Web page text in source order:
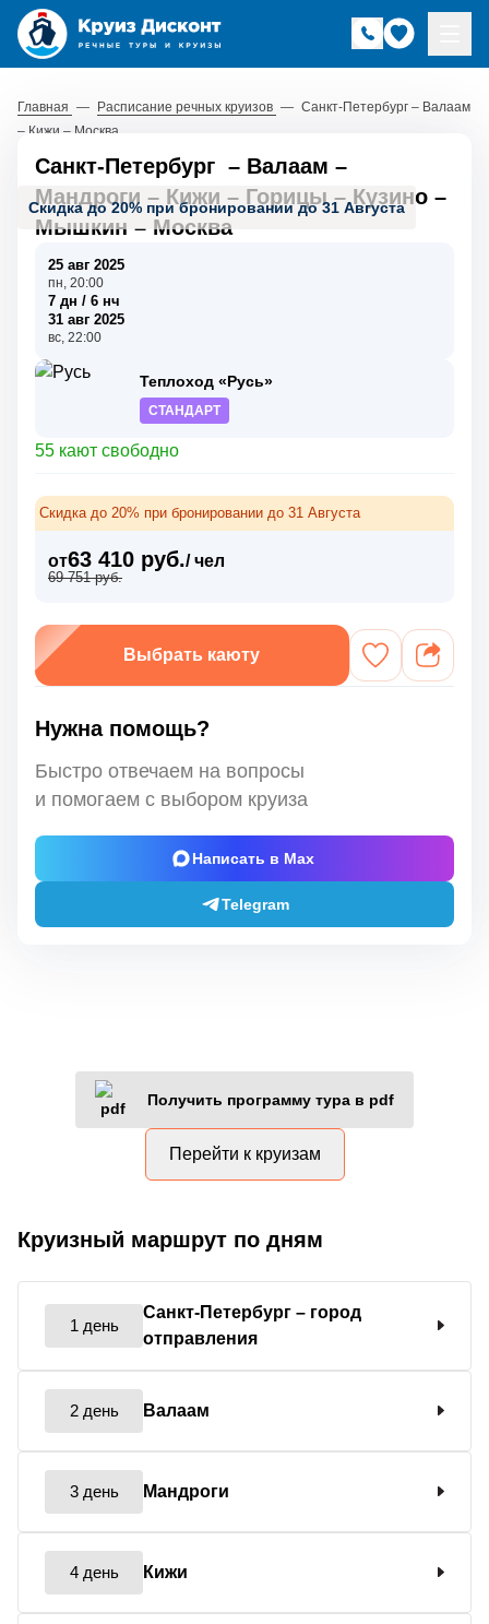
Главная — Расписание речных круизов — Санкт-Петербург – Валаам
– Кижи – Москва
Скидка до 20% при бронировании до 31 Августа
Санкт-Петербург – Валаам –
Мандроги – Кижи – Горицы–Кузино –
Мышкин – Москва
25 авг 2025
пн, 20:00
7 дн / 6 нч
31 авг 2025
вс, 22:00
Теплоход «Русь»
СТАНДАРТ
55 кают свободно
Скидка до 20% при бронировании до 31 Августа
от63 410 руб./ чел
69 751 руб.
Выбрать каюту
Нужна помощь?
Быстро отвечаем на вопросы
и помогаем с выбором круиза
Написать в Max
Telegram
Получить программу тура в pdf
Перейти к круизам
Круизный маршрут по дням
1 день
Санкт-Петербург – город
отправления
2 день Валаам
3 день Мандроги
4 день Кижи